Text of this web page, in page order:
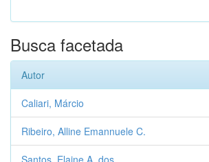
Busca facetada
Autor
Caliari, Márcio
Ribeiro, Alline Emannuele C.